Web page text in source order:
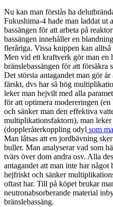
Nu kan man förstås ha
Fukushima-4 hade man laddat ut
bassängen för att arbeta på
bassängen innehåller en
fleråriga. Vissa knippen kan
Men vid ett kraftverk gör man en
bränslebassängen för att
Det största antagandet man gör
färskt, dvs har så hög
leker man hejvilt med alla
för att optimera modereringen (en
och sänker man den effektiva
multiplikationsfaktorn), man leker
(doppleråterkoppling odyl som
Man låtsas att en jordbävning
buller. Man analyserar vad som
tvärs över dom andra osv. Alla
antagandet att man inte har
hejfriskt och sänker
oftast har. Till på köpet brukar
neutronabsorberande material
bränslebassäng.